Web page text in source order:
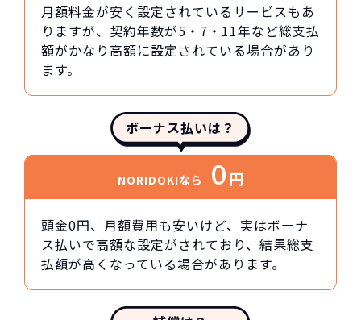
月額料金が安く設定されているサービスもあ
りますが、契約年数が5・7・11年など総支払
額がかなり高額に設定されている場合があり
ます。
ボーナス払いは？
NORIDOKIなら 0円
頭金0円、月額費用も安いけど、実はボーナ
ス払いで高額な設定がされており、結果総支
払額が高くなっている場合があります。